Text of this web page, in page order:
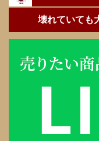
壊れていても